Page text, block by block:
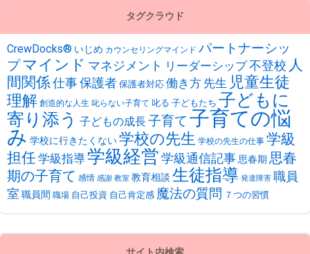
タグクラウド
CrewDocks®︎ いじめ カウンセリングマインド パートナーシッ
プマインド マネジメント リーダーシップ不登校 人
間関係 仕事保護者 保護者対応 働き方 先生 児童生徒
理解 創造的な人生 叱らない子育て 叱る 子どもたち 子どもに
寄り添う 子どもの成長子育て 子育ての悩
み 学校に行きたくない学校の先生 学校の先生の仕事 学級
担任学級指導学級経営学級通信記事思春期 思春
期の子育て 感情 感謝 教室 教育相談 生徒指導 発達障害 職員
室 職員間 職場 自己投資 自己肯定感 魔法の質問 ７つの習慣
サイト内検索